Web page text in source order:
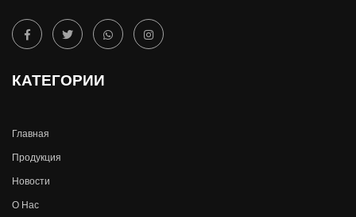
КАТЕГОРИИ
Главная
Продукция
Новости
О Hас